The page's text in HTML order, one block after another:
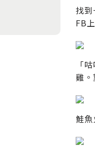
找
FB
「
雞
鮭